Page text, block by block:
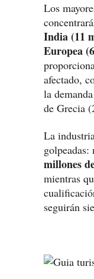
Los
India (11
Europea
afectado,
la
de Grecia
La
golpeadas:
millones
mientras
seguirán